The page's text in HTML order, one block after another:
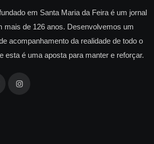
em Santa Maria da Feira é um jornal
mais de 126 anos. Desenvolvemos um
acompanhamento da realidade de todo o
esta é uma aposta para manter e reforçar.